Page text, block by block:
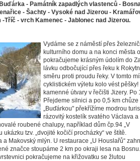
- Památník zapadlých vlastenců -
- Šachty - Vysoké nad Jizerou -
-Tříč - vrch Kamenec - Jablonec nad Jizerou.
Vydáme se z náměstí přes
kulturního domu a na konci města
pokračujeme krásným údolím do
lávku odbočující přes řeku k
směru proti proudu řeky. V tomto
cyklistickém výletu kolo vést
kamenné útvary v řečišti Jizery.
Přejdeme silnici a po 0,5 km
„Buďárkou" překřížíme modrou
rázovitý kostelík svatého Václava
roubené chalupy, například dům čp.94 „V
ukázku tzv. „dvojité kočičí procházky“ ve štítě.
a Makovský mlýn. U restaurace „U Houslařů“
značce stoupáme 2 km po okraji lesa na
pokračujeme na křižovatku se žlutou